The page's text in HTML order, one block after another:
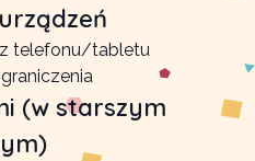
telefonu/tabletu
(w starszym